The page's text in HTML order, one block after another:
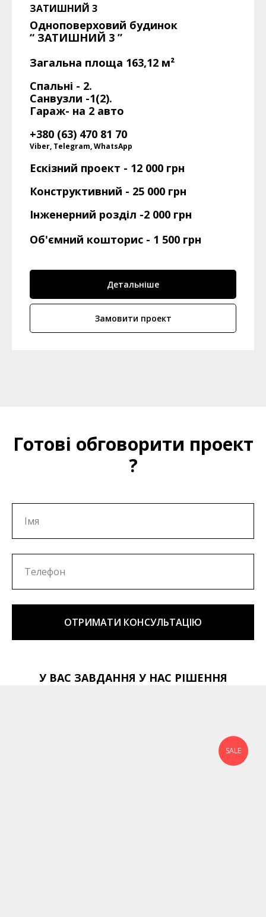
ЗАТИШНИЙ 3
Одноповерховий будинок
“ ЗАТИШНИЙ 3 ”
Загальна площа 163,12 м²
Спальні - 2.
Санвузли -1(2).
Гараж- на 2 авто
+380 (63) 470 81 70
Viber, Telegram, WhatsApp
Ескізний проект - 12 000 грн
Конструктивний - 25 000 грн
Інженерний розділ -2 000 грн
Об'ємний кошторис - 1 500 грн
Детальніше
Замовити проект
Готові обговорити проект
?
ОТРИМАТИ КОНСУЛЬТАЦІЮ
У ВАС ЗАВДАННЯ У НАС РІШЕННЯ
SALE